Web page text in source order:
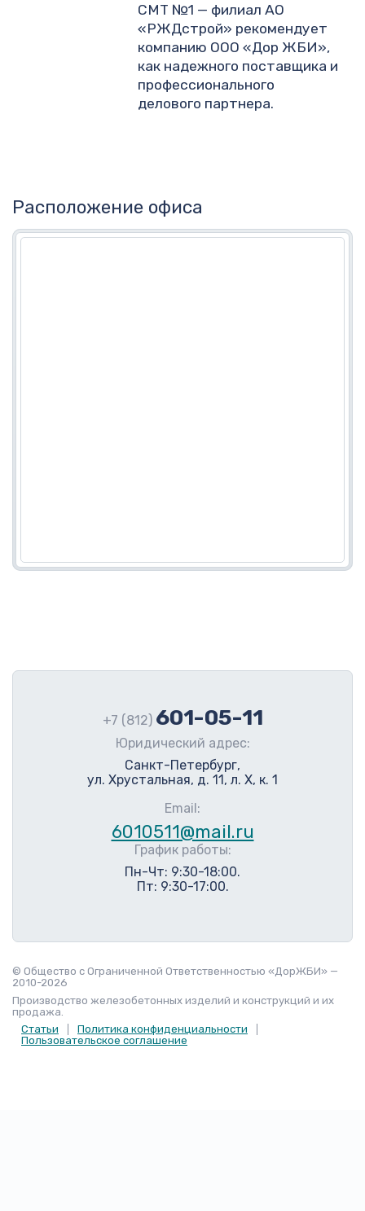
СМТ №1 — филиал АО
«РЖДстрой» рекомендует
компанию ООО «Дор ЖБИ»,
как надежного поставщика и
профессионального
делового партнера.
Расположение офиса
+7 (812) 601-05-11
Юридический адрес:
Санкт-Петербург,
ул. Хрустальная, д. 11, л. Х, к. 1
Email:
6010511@mail.ru
График работы:
Пн-Чт: 9:30-18:00.
Пт: 9:30-17:00.
© Общество с Ограниченной Ответственностью «ДорЖБИ» —
2010-2026
Производство железобетонных изделий и конструкций и их
продажа.
Статьи
Политика конфиденциальности
Пользовательское соглашение